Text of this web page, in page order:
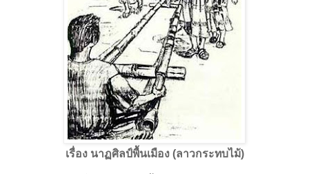
เรื่อง นาฏศิลป์พื้นเมือง (ลาวกระทบไม้)